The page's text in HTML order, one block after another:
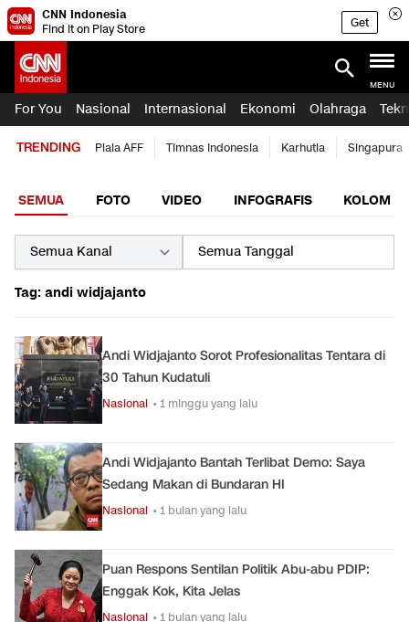
CNN Indonesia
Find it on Play Store
Get
MENU
For You Nasional Internasional Ekonomi Olahraga
TRENDING Piala AFF Timnas Indonesia Karhutla Singapura
SEMUA FOTO VIDEO INFOGRAFIS KOLOM
Tag: andi widjajanto
Andi Widjajanto Sorot Profesionalitas Tentara di
30 Tahun Kudatuli
Nasional • 1 minggu yang lalu
Andi Widjajanto Bantah Terlibat Demo: Saya
Sedang Makan di Bundaran HI
Nasional • 1 bulan yang lalu
Puan Respons Sentilan Politik Abu-abu PDIP:
Enggak Kok, Kita Jelas
Nasional • 1 bulan yang lalu